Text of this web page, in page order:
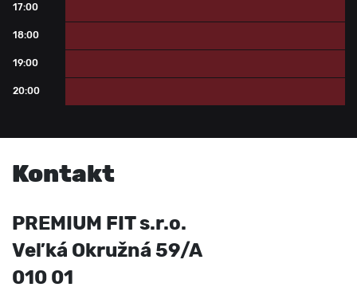
17:00
18:00
19:00
20:00
Kontakt
PREMIUM FIT s.r.o.
Veľká Okružná 59/A
010 01